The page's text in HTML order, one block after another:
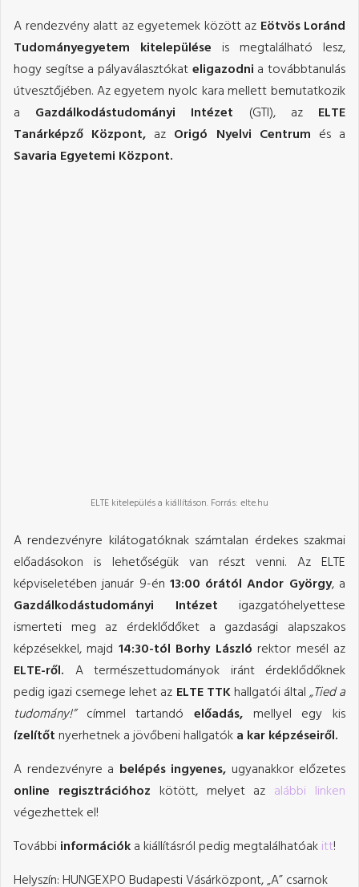
A rendezvény alatt az egyetemek között az Eötvös Loránd
Tudományegyetem kitelepülése is megtalálható lesz,
hogy segítse a pályaválasztókateligazodni a továbbtanulás
útvesztőjében. Az egyetem nyolc kara mellett bemutatkozik
a Gazdálkodástudományi Intézet (GTI), az ELTE
Tanárképző Központ, az Origó Nyelvi Centrum és a
Savaria Egyetemi Központ.
ELTE kitelepülés a kiállításon. Forrás: elte.hu
A rendezvényre kilátogatóknak számtalan érdekes szakmai
előadásokon is lehetőségük van részt venni. Az ELTE
képviseletében január 9-én 13:00 órától Andor György, a
Gazdálkodástudományi Intézet igazgatóhelyettese
ismerteti meg az érdeklődőket a gazdasági alapszakos
képzésekkel, majd 14:30-tól Borhy László rektor mesél az
ELTE-ről. A természettudományok iránt érdeklődőknek
pedig igazi csemege lehet az ELTE TTKhallgatói által„Tied a
tudomány!”címmel tartandó előadás, mellyel egy kis
ízelítőtnyerhetnek a jövőbeni hallgatóka kar képzéseiről.
A rendezvényre a belépés ingyenes, ugyanakkor előzetes
online regisztrációhoz kötött, melyet az alábbi linken
végezhettek el!
Továbbiinformációka kiállításról pedig megtalálhatóakitt!
Helyszín: HUNGEXPO Budapesti Vásárközpont, „A” csarnok